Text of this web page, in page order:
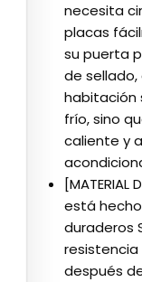
necesita
placas
su puerta
de
habitación
frío, sino
caliente y
está
duraderos
resistencia
después